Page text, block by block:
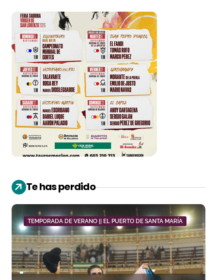
Te has perdido
TEMPORADA DE VERANO || EL PUERTO DE SANTA MARÍA